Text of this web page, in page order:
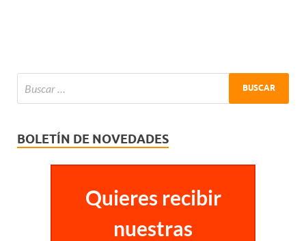
BOLETÍN DE NOVEDADES
Quieres recibir
nuestras